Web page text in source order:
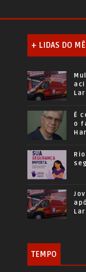
+ LIDAS DO
É
o
TEMPO